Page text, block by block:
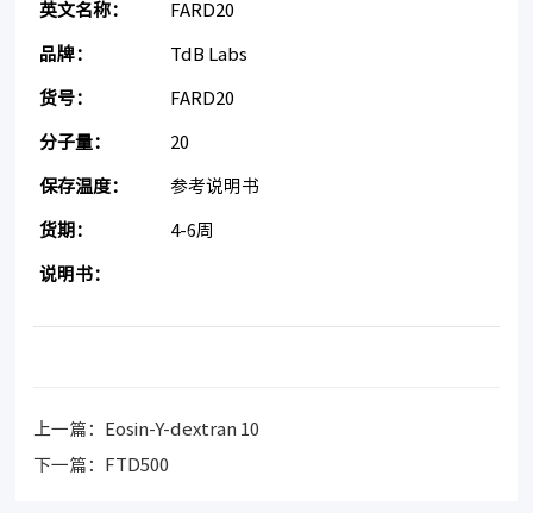
英文名称： FARD20
品牌： TdB Labs
货号： FARD20
分子量： 20
保存温度： 参考说明书
货期： 4-6周
说明书：
上一篇：
Eosin-Y-dextran 10
下一篇：
FTD500